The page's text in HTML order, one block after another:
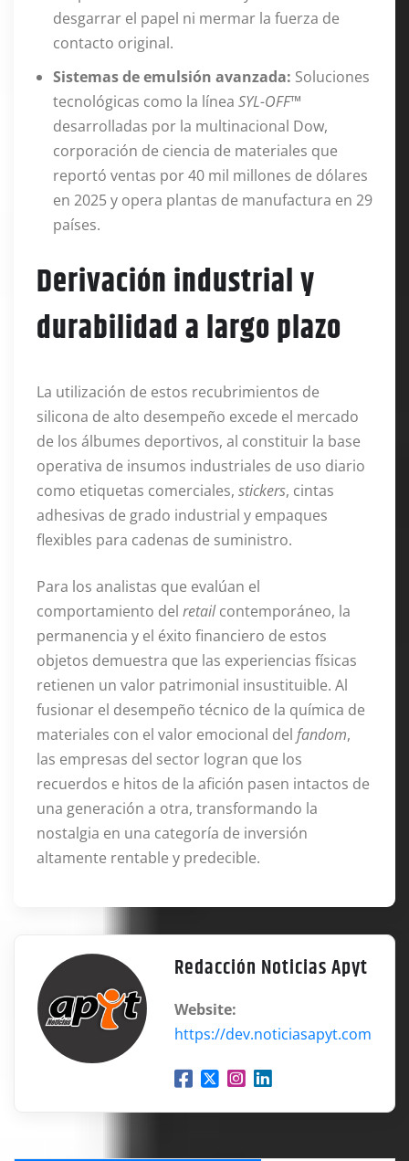
desgarrar el papel ni mermar la fuerza de
contacto original.
Sistemas de emulsión avanzada: Soluciones
tecnológicas como la línea SYL-OFF™
desarrolladas por la multinacional Dow,
corporación de ciencia de materiales que
reportó ventas por 40 mil millones de dólares
en 2025 y opera plantas de manufactura en 29
países.
Derivación industrial y
durabilidad a largo plazo
La utilización de estos recubrimientos de
silicona de alto desempeño excede el mercado
de los álbumes deportivos, al constituir la base
operativa de insumos industriales de uso diario
como etiquetas comerciales, stickers, cintas
adhesivas de grado industrial y empaques
flexibles para cadenas de suministro.
Para los analistas que evalúan el
comportamiento del retailcontemporáneo, la
permanencia y el éxito financiero de estos
objetos demuestra que las experiencias físicas
retienen un valor patrimonial insustituible. Al
fusionar el desempeño técnico de la química de
materiales con el valor emocional del fandom,
las empresas del sector logran que los
recuerdos e hitos de la afición pasen intactos de
una generación a otra, transformando la
nostalgia en una categoría de inversión
altamente rentable y predecible.
Redacción Noticias Apyt
Website:
https://dev.noticiasapyt.com